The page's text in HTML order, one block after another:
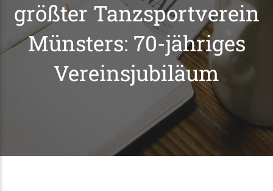
größter Tanzsportverein
Münsters: 70-jähriges
Vereinsjubiläum